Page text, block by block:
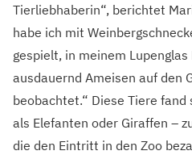
Tierliebhaberin“, berichtet
habe ich mit
gespielt, in meinem
ausdauernd Ameisen auf den
beobachtet.“ Diese Tiere
als Elefanten oder Giraffen –
die den Eintritt in den Zoo